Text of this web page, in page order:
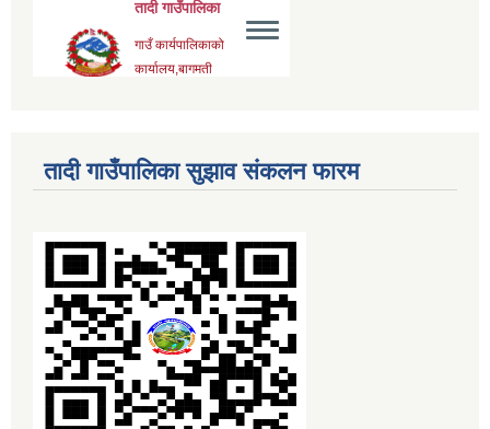
तादी गाउँपालिका सुझाव संकलन फारम